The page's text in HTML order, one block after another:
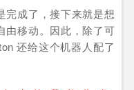
完成了，接下来就是想
由移动。因此，除了可
还给这个机器人配了